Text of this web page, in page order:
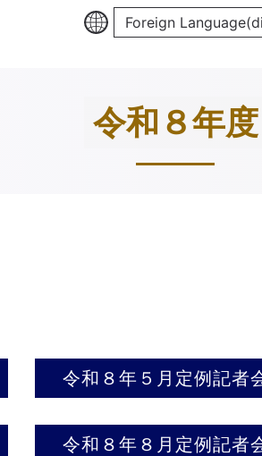
Foreign
令和８年度
令和８年５月定例記者
令和８年８月定例記者